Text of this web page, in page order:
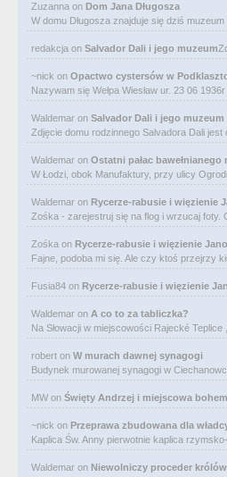
Zuzanna on Dom Jana Długosza
W domu Długosza znajduje się dziś muzeum
redakcja on Salvador Dali i jego muzeum
~nick on Opactwo cystersów w
Nazywam się Wełpa Wiesław ur. 23 06
Waldemar on Salvador Dali i jego muzeum
Zdjęcie domu rodzinnego Salvadora Dali jest
Waldemar on Ostatni pałac bawełnianego
W Łodzi, obok Manufaktury, przy ulicy
Waldemar on Rycerze-rabusie i więzienie
Zośka - zarejestruj się na flog i wrzucaj foty.
Zośka on Rycerze-rabusie i więzienie
Fajne, podoba mi się. Ale czy ktoś przejrzy
Fusia84 on Rycerze-rabusie i więzienie
Waldemar on A co to za tabliczka?
Na Słowacji w miejscowości Rajecké Teplice
robert on W murach dawnej synagogi
Budynek murowanej synagogi w
MW on Święty Andrzej i miejscowa
~nick on Przeprawa zbudowana dla
Kaplica Św. Anny pierwotnie kaplica
Waldemar on Niewolniczy proceder